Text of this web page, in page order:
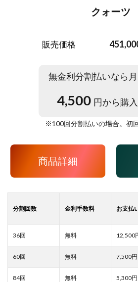
クォーツ
販売価格
無金利分割払いなら
4,500 円から購
※100回分割払いの場合。初
商品詳細
12,500
7,500
5,300